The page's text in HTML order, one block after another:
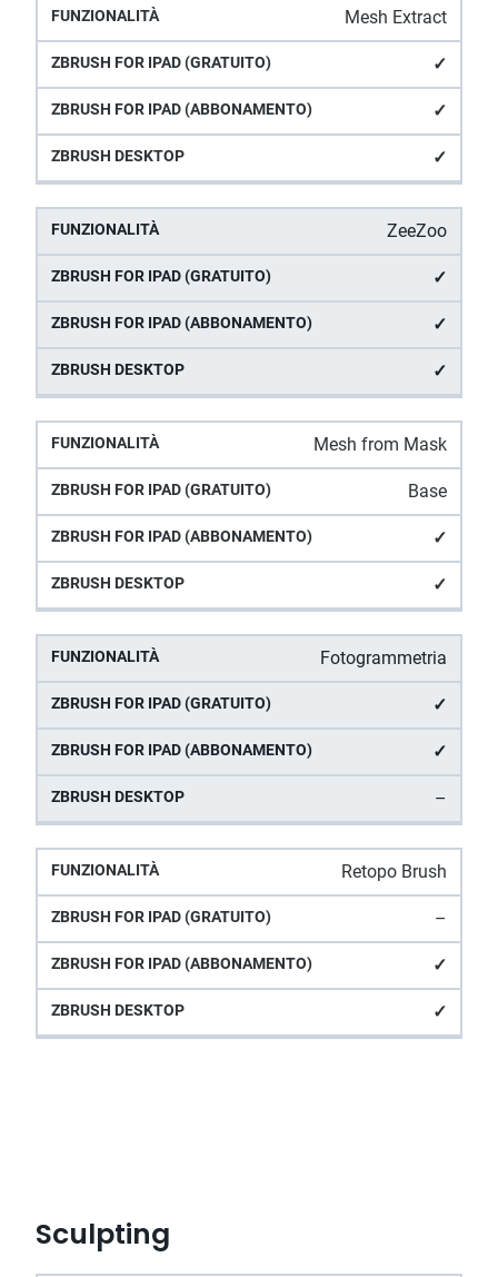
Mesh Extract
✓
✓
✓
ZeeZoo
✓
✓
✓
Mesh from Mask
Base
✓
✓
Fotogrammetria
✓
✓
–
Retopo Brush
–
✓
✓
Sculpting